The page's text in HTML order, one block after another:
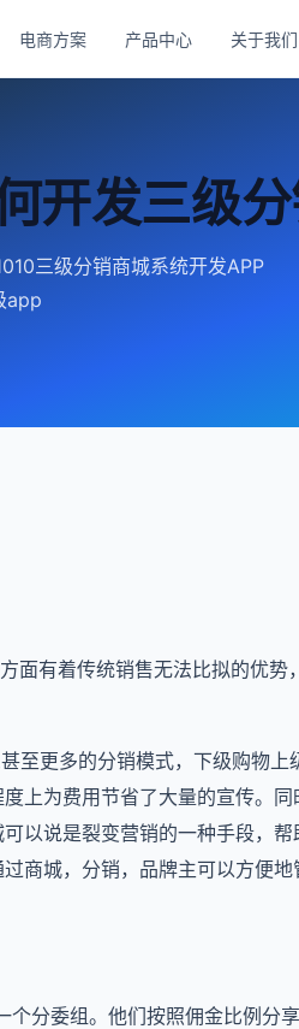
电商方案 产品中心 关于我们
开发三级
三级分销商城系统开发APP
app
面有着传统销售无法比拟的优势
至更多的分销模式，下级购物上
上为费用节省了大量的宣传。同
以说是裂变营销的一种手段，帮
商城，分销，品牌主可以方便地
分委组。他们按照佣金比例分